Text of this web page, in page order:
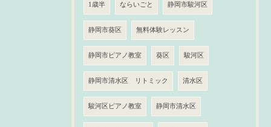
1歳半 ならいごと 静岡市駿河区
静岡市葵区 無料体験レッスン
静岡市ピアノ教室 葵区 駿河区
静岡市清水区 リトミック 清水区
駿河区ピアノ教室 静岡市清水区